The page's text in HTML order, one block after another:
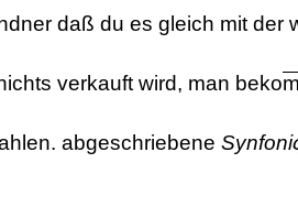
daß du es gleich mit der
verkauft wird, man beko
abgeschriebene